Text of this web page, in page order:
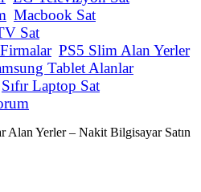
Macbook Sat
Sat
PS5 Slim Alan Yerler
Tablet Alanlar
Sıfır Laptop Sat